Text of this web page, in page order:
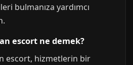
bulmanıza yardımcı
escort ne demek?
escort, hizmetlerin bir